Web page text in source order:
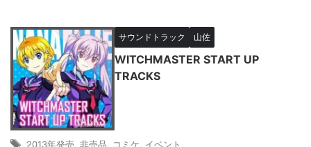
サウンドトラック 山佐
WITCHMASTER START UP
TRACKS
2013年発売 非売品 コミケ イベント